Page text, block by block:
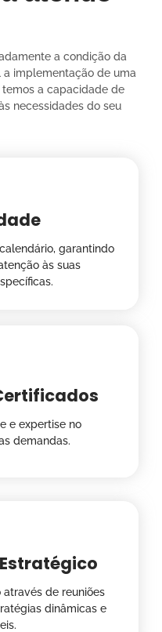
a condição da
a implementação de uma
a capacidade de
necessidades do seu
garantindo
às suas
e expertise no
demandas.
de reuniões
dinâmicas e